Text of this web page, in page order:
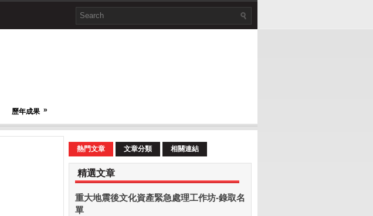
歷年成果 »
熱門文章 文章分類 相關連結
精選文章
重大地震後文化資產緊急處理工作坊-錄取名
單